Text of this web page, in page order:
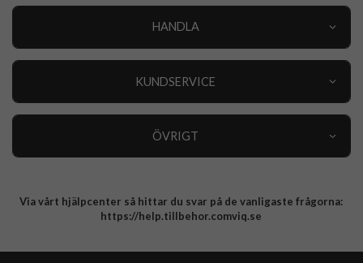
HANDLA
KUNDSERVICE
ÖVRIGT
Integritetspolicy
Via vårt hjälpcenter så hittar du svar på de vanligaste frågorna:
https://help.tillbehor.comviq.se